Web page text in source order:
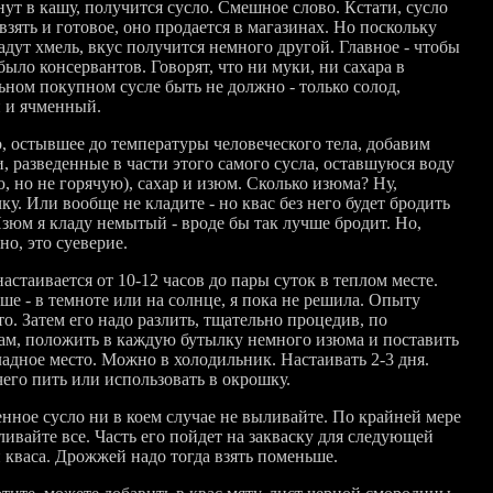
в кашу, получится сусло. Смешное слово. Кстати, сусло
и готовое, оно продается в магазинах. Но поскольку
хмель, вкус получится немного другой. Главное - чтобы
консервантов. Говорят, что ни муки, ни сахара в
покупном сусле быть не должно - только солод,
и ячменный.
остывшее до температуры человеческого тела, добавим
разведенные в части этого самого сусла, оставшуюся воду
но не горячую), сахар и изюм. Сколько изюма? Ну,
Или вообще не кладите - но квас без него будет бродить
я кладу немытый - вроде бы так лучше бродит. Но,
это суеверие.
от 10-12 часов до пары суток в теплом месте.
- в темноте или на солнце, я пока не решила. Опыту
Затем его надо разлить, тщательно процедив, по
положить в каждую бутылку немного изюма и поставить
место. Можно в холодильник. Настаивать 2-3 дня.
пить или использовать в окрошку.
сусло ни в коем случае не выливайте. По крайней мере
все. Часть его пойдет на закваску для следующей
Дрожжей надо тогда взять поменьше.